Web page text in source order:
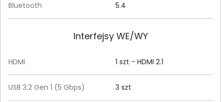
Bluetooth 5.4
Interfejsy WE/WY
HDMI 1 szt - HDMI 2.1
USB 3.2 Gen 1 (5 Gbps) 3 szt